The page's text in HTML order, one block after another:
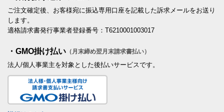
ご注文確定後、お客様宛に振込専用口座を記載した訴求メールをお送り
します。
適格請求書発行事業者登録番号：T6210001003017
・GMO掛け払い （月末締め翌月末請求書払い）
法人/個人事業主を対象とした後払いサービスです。